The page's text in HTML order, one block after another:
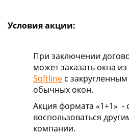
Условия акции:
При заключении
может заказать окна
Softline с
обычных окон.
Акция формата «1+1»
воспользоваться
компании.